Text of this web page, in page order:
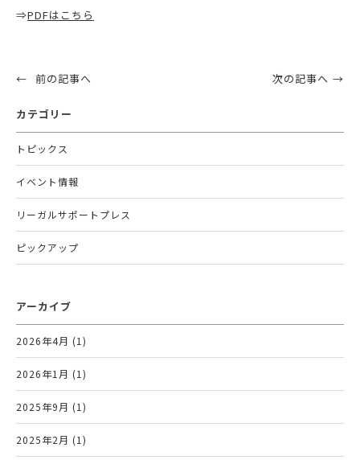
⇒PDFはこちら
前の記事へ 次の記事へ
カテゴリー
トピックス
イベント情報
リーガルサポートプレス
ピックアップ
アーカイブ
2026年4月 (1)
2026年1月 (1)
2025年9月 (1)
2025年2月 (1)